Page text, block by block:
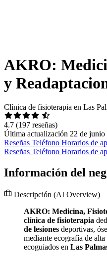
AKRO:
y
Clínica de fisioterapia en Las
4.7 (197 reseñas)
Última actualización 22 de junio
Reseñas Teléfono Horarios de
Reseñas Teléfono Horarios de
Información del
Descripción (AI Overview)
AKRO: Medicina,
clínica de fisioterapia
de lesiones deportivas,
mediante ecografía de
ecoguiados en Las